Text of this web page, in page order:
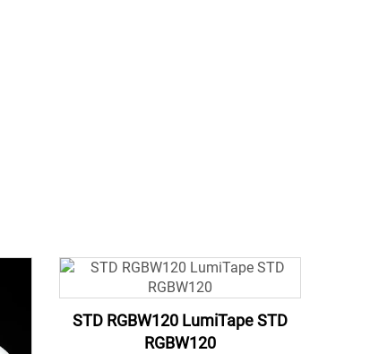
STD RGBW120 LumiTape STD
RGBW120